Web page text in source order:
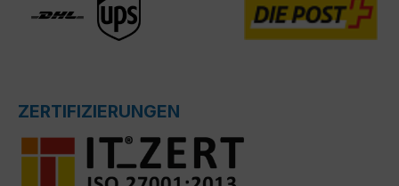
ZERTIFIZIERUNGEN